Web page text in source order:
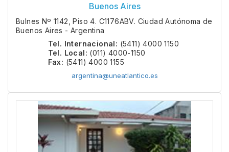
Buenos Aires
Bulnes Nº 1142, Piso 4. C1176ABV. Ciudad Autónoma de
Buenos Aires - Argentina
Tel. Internacional: (5411) 4000 1150
Tel. Local: (011) 4000-1150
Fax: (5411) 4000 1155
argentina@uneatlantico.es